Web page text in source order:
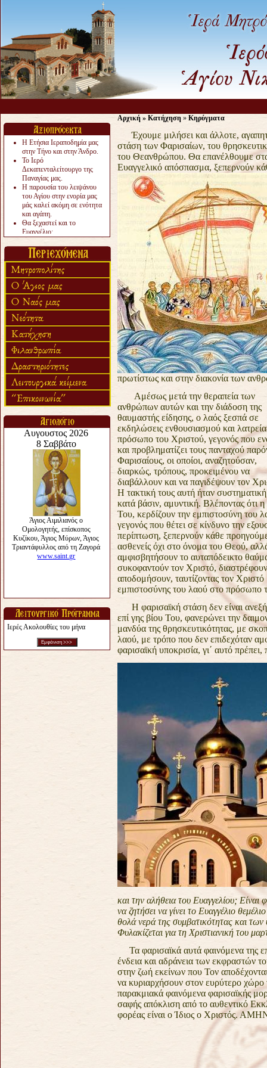
Η Ετήσια Ιεραποδημία μας
στην Τήνο και στην Άνδρο.
Το Ιερό
Δεκαπενταλείτουργο της
Παναγίας μας.
Η παρουσία του λειψάνου
του Αγίου στην ενορία μας
μάς καλεί ακόμη σε ενότητα
και αγάπη.
Θα ξεχαστεί και το
Ευαγγέλιο;
«πολύ αργά».
Ζητείται....
Ιερές Ακολουθίες του μήνα
Αρχική » Κατήχηση » Κηρύγματα
Έχουμε μιλήσει και άλλοτε,
στάση των Φαρισαίων, του
του Θεανθρώπου. Θα επανέλθουμε
Ευαγγελικό απόσπασμα, ξεπερνούν
πρωτίστως και στην διακονία των
Αμέσως μετά την θεραπεία των
ανθρώπων αυτών και την διάδοση της
θαυμαστής είδησης, ο λαός ξεσπά σε
εκδηλώσεις ενθουσιασμού και
πρόσωπο του Χριστού, γεγονός που
και προβληματίζει τους πανταχού
Φαρισαίους, οι οποίοι, αναζητούσαν,
διαρκώς, τρόπους, προκειμένου να
διαβάλλουν και να παγιδέψουν τον
Η τακτική τους αυτή ήταν
κατά βάσιν, αμυντική. Βλέποντας ότι η
Του, κερδίζουν την εμπιστοσύνη του
γεγονός που θέτει σε κίνδυνο την
περίπτωση, ξεπερνούν κάθε
ασθενείς όχι στο όνομα του Θεού,
αμφισβητήσουν το αυταπόδεικτο
συκοφαντούν τον Χριστό,
αποδομήσουν, ταυτίζοντας τον
εμπιστοσύνης του λαού στο πρόσωπο
Η φαρισαϊκή στάση δεν είναι
επί γης βίου Του, φανερώνει την
μανδύα της θρησκευτικότητας, με
λαού, με τρόπο που δεν επιδεχόταν
φαρισαϊκή υποκρισία, γι΄ αυτό πρέπει,
και την αλήθεια του Ευαγγελίου; Είναι
να ζητήσει να γίνει το Ευαγγέλιο
θολά νερά της συμβατικότητας και των
Φυλακίζεται για τη Χριστιανική του
Τα φαρισαϊκά αυτά φαινόμενα της
ένδεια και αδράνεια των εκφραστών
στην ζωή εκείνων που Τον
να κυριαρχήσουν στον ευρύτερο
παρακμιακά φαινόμενα φαρισαϊκής
σαφής απόκλιση από το αυθεντικό
φορέας είναι ο Ίδιος ο Χριστός.